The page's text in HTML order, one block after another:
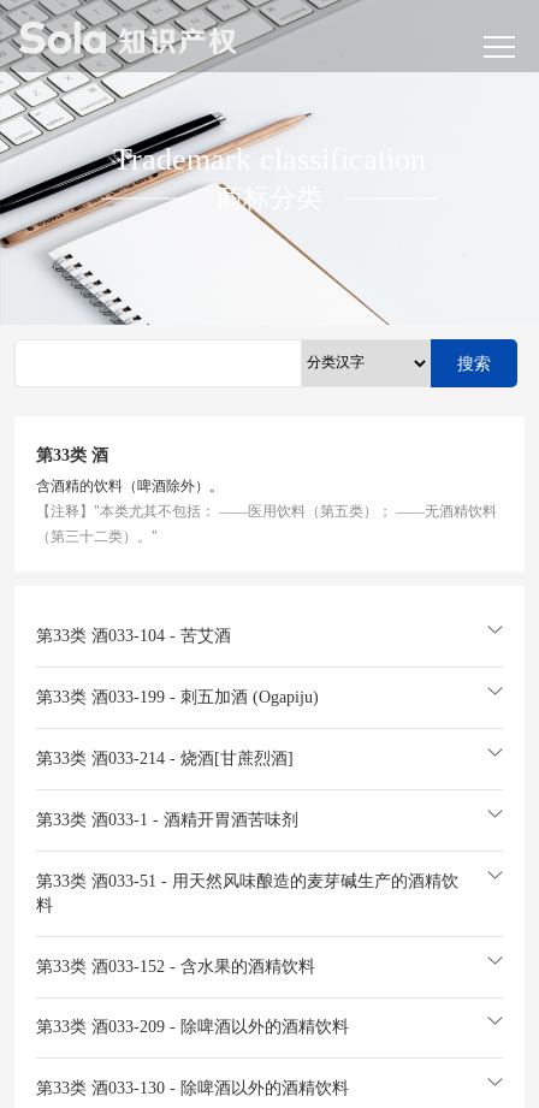
Trademark classification
商标分类
搜索
第33类 酒
含酒精的饮料（啤酒除外）。
【注释】"本类尤其不包括： ——医用饮料（第五类）； ——无酒精饮料
（第三十二类）。"
第33类 酒033-104 - 苦艾酒
第33类 酒033-199 - 刺五加酒 (Ogapiju)
第33类 酒033-214 - 烧酒[甘蔗烈酒]
第33类 酒033-1 - 酒精开胃酒苦味剂
第33类 酒033-51 - 用天然风味酿造的麦芽碱生产的酒精饮
料
第33类 酒033-152 - 含水果的酒精饮料
第33类 酒033-209 - 除啤酒以外的酒精饮料
第33类 酒033-130 - 除啤酒以外的酒精饮料